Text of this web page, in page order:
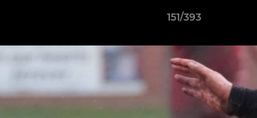
151/393